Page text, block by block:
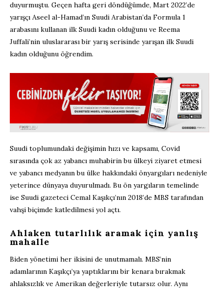
duyurmuştu. Geçen hafta geri döndüğümde, Mart 2022’de
yarışçı Aseel al-Hamad’ın Suudi Arabistan’da Formula 1
arabasını kullanan ilk Suudi kadın olduğunu ve Reema
Juffali’nin uluslararası bir yarış serisinde yarışan ilk Suudi
kadın olduğunu öğrendim.
Suudi toplumundaki değişimin hızı ve kapsamı, Covid
sırasında çok az yabancı muhabirin bu ülkeyi ziyaret etmesi
ve yabancı medyanın bu ülke hakkındaki önyargıları nedeniyle
yeterince dünyaya duyurulmadı. Bu ön yargıların temelinde
ise Suudi gazeteci Cemal Kaşıkçı’nın 2018’de MBS tarafından
vahşi biçimde katledilmesi yol açtı.
Ahlaken tutarlılık aramak için yanlış
mahalle
Biden yönetimi her ikisini de unutmamalı. MBS’nin
adamlarının Kaşıkçı’ya yaptıklarını bir kenara bırakmak
ahlaksızlık ve Amerikan değerleriyle tutarsız olur. Aynı